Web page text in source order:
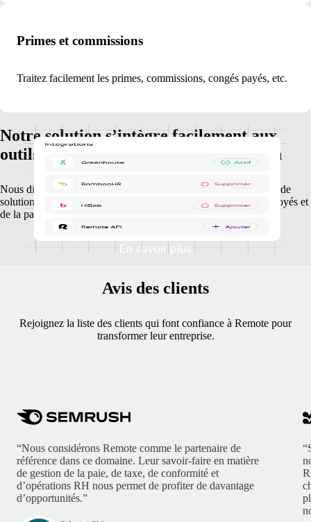
Primes et commissions
Traitez facilement les primes, commissions, congés payés, etc.
Notre solution s’intègre facilement aux
outils RH que vous utilisez au quotidien
Nous disposons de partenariats avec les principaux fournisseurs de
solutions RH, ce qui permet d’associer les données de vos employés et
de la paie et d’optimiser vos flux d’activités.
En savoir plus
Avis des clients
Rejoignez la liste des clients qui font confiance à Remote pour
transformer leur entreprise.
“Nous considérons Remote comme le partenaire de
référence dans ce domaine. Leur savoir-faire en matière
de gestion de la paie, de taxe, de conformité et
d’opérations RH nous permet de profiter de davantage
d’opportunités.”